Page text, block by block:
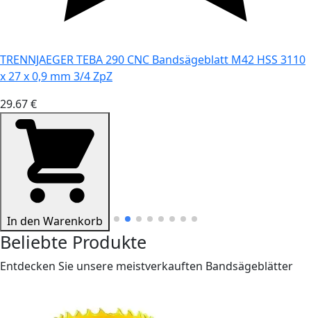
TRENNJAEGER TEBA 290 CNC Bandsägeblatt M42 HSS 3110
x 27 x 0,9 mm 3/4 ZpZ
29.67 €
In den Warenkorb
Beliebte Produkte
Entdecken Sie unsere meistverkauften Bandsägeblätter